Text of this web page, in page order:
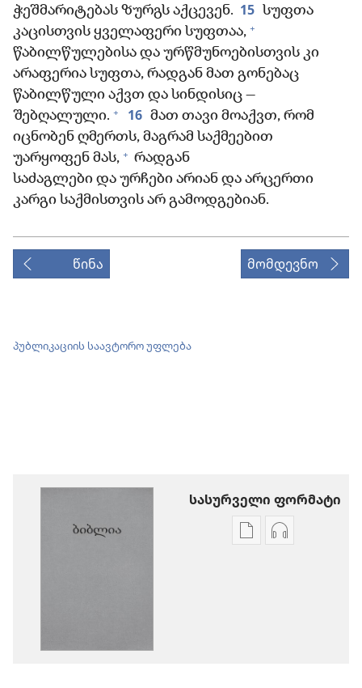
ჭეშმარიტებას ზურგს აქცევენ. 15 სუფთა
კაცისთვის ყველაფერი სუფთაა, +
წაბილწულებისა და ურწმუნოებისთვის კი
არაფერია სუფთა, რადგან მათ გონებაც
წაბილწული აქვთ და სინდისიც —
შებღალული. + 16 მათ თავი მოაქვთ, რომ
იცნობენ ღმერთს, მაგრამ საქმეებით
უარყოფენ მას, + რადგან
საძაგლები და ურჩები არიან და არცერთი
კარგი საქმისთვის არ გამოდგებიან.
წინა მომდევნო
პუბლიკაციის საავტორო უფლება
სასურველი ფორმატი
პუბლიკაციების